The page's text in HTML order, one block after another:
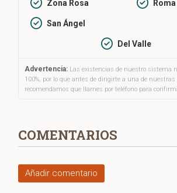
Zona Rosa Roma
San Ángel
Del Valle
Advertencia: Las existencias de nuestro sistema
100%, por lo que antes de dirigirte a una de
recomendamos que llames por teléfono para
COMENTARIOS
Añadir comentario